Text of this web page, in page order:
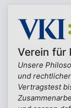
Verein für
Unsere
und
Vertragstest